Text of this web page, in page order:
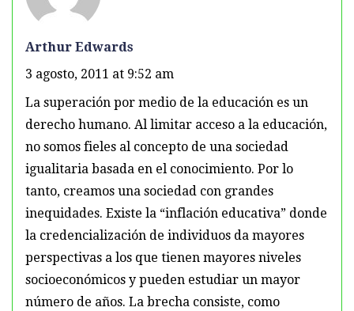
Arthur Edwards
3 agosto, 2011 at 9:52 am
La superación por medio de la educación es un
derecho humano. Al limitar acceso a la educación,
no somos fieles al concepto de una sociedad
igualitaria basada en el conocimiento. Por lo
tanto, creamos una sociedad con grandes
inequidades. Existe la “inflación educativa” donde
la credencialización de individuos da mayores
perspectivas a los que tienen mayores niveles
socioeconómicos y pueden estudiar un mayor
número de años. La brecha consiste, como